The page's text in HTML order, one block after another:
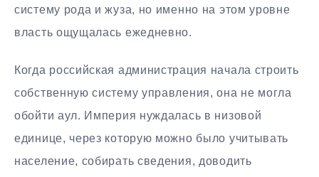
систему рода и жуза, но именно на этом уровне
власть ощущалась ежедневно.
Когда российская администрация начала строить
собственную систему управления, она не могла
обойти аул. Империя нуждалась в низовой
единице, через которую можно было учитывать
население, собирать сведения, доводить